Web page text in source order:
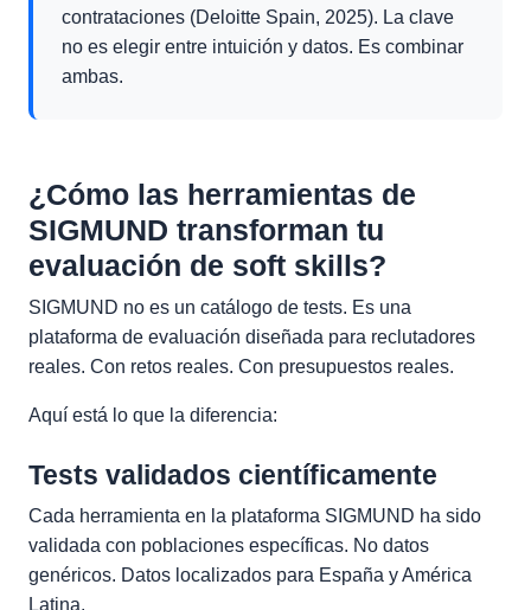
contrataciones (Deloitte Spain, 2025). La clave
no es elegir entre intuición y datos. Es combinar
ambas.
¿Cómo las herramientas de
SIGMUND transforman tu
evaluación de soft skills?
SIGMUND no es un catálogo de tests. Es una
plataforma de evaluación diseñada para reclutadores
reales. Con retos reales. Con presupuestos reales.
Aquí está lo que la diferencia:
Tests validados científicamente
Cada herramienta en la plataforma SIGMUND ha sido
validada con poblaciones específicas. No datos
genéricos. Datos localizados para España y América
Latina.